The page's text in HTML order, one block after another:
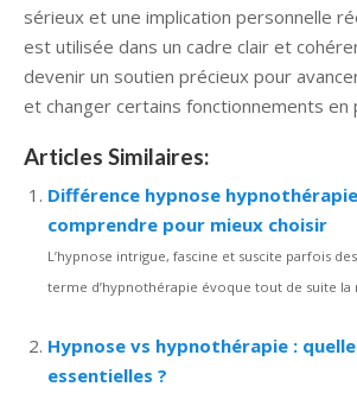
sérieux et une implication personnelle
est utilisée dans un cadre clair et
devenir un soutien précieux pour
et changer certains fonctionnements en
Articles Similaires:
Différence hypnose
comprendre pour mieux choisir
L’hypnose intrigue, fascine et suscite parfois
terme d’hypnothérapie évoque tout de suite la
Hypnose vs hypnothérapie :
essentielles ?